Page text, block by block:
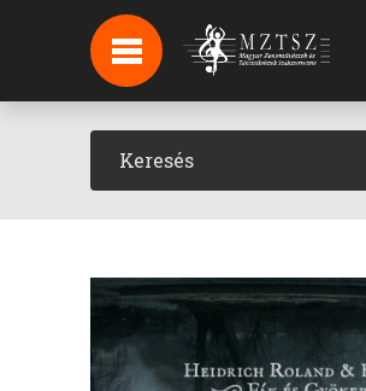
HÍREK
HÍRLEVÉL FELIRATKOZÁS
PODCAST